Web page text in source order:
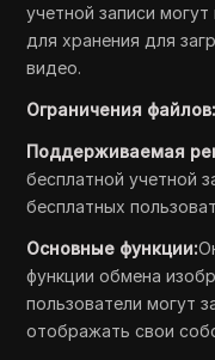
учетной записи
для хранения для
видео.
Ограничения файлов:
Поддерживаемая
бесплатной учетной
бесплатных
Основные функции:
функции обмена
пользователи могут
отображать свои